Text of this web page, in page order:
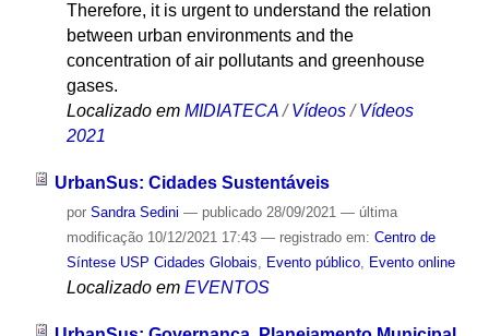
Therefore, it is urgent to understand the relation
between urban environments and the
concentration of air pollutants and greenhouse
gases.
Localizado em MIDIATECA / Vídeos / Vídeos
2021
UrbanSus: Cidades Sustentáveis
por Sandra Sedini — publicado28/09/2021 — última
modificação10/12/2021 17:43 — registrado em: Centro de
Síntese USP Cidades Globais, Evento público, Evento online
Localizado em EVENTOS